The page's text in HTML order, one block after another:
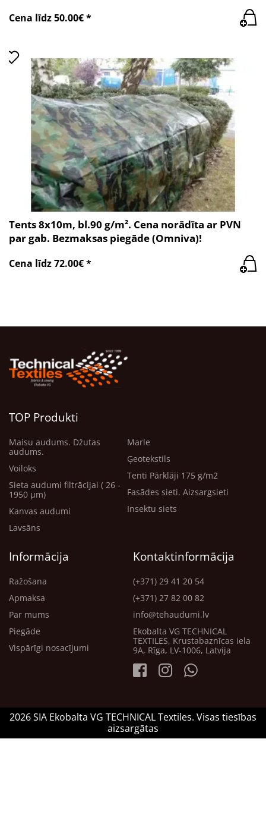
Cena līdz 50.00€ *
Tents 8x10m, bl.90 g/m². Cena norādīta ar PVN
par gab. Bezmaksas piegāde (Omniva)!
Cena līdz 72.00€ *
TOP Produkti
Maisu audums. Džutas
audums.
Voiloks
Sieta audumi filtrācijai ( 26 -
1950 μm)
Kanvas audumi
Lavsāns
Marle
Ģeotekstils
Tenti Pārklāji 175 g/m2
Fasādes sieti. Aizsargsieti
Insektu siets
Informācija
Ražošana
Apmaksa
Par mums
Piegāde
Vispārīgi nosacījumi
Kontaktinformācija
(+371) 29 41 20 54
(+371) 27 82 00 82
info@tehaudumi.lv
Ekobalta VG TECHNICAL
TEXTILES, Krustabaznīcas iela
9A, Rīga, LV-1006, Latvija
2026 SIA Ekobalta VG TECHNICAL Textiles. Visas tiesības
aizsargātas